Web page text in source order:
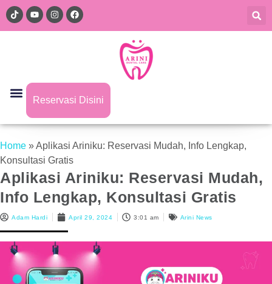
Reservasi Disini
Home »Aplikasi Ariniku: Reservasi Mudah, Info Lengkap,
Konsultasi Gratis
Aplikasi Ariniku: Reservasi Mudah,
Info Lengkap, Konsultasi Gratis
Adam Hardi April 29, 2024 3:01 am Arini News